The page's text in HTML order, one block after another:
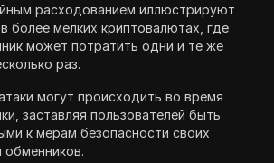
расходованием иллюстрируют
более мелких криптовалютах, где
может потратить одни и те же
раз.
могут происходить во время
заставляя пользователей быть
к мерам безопасности своих
обменников.